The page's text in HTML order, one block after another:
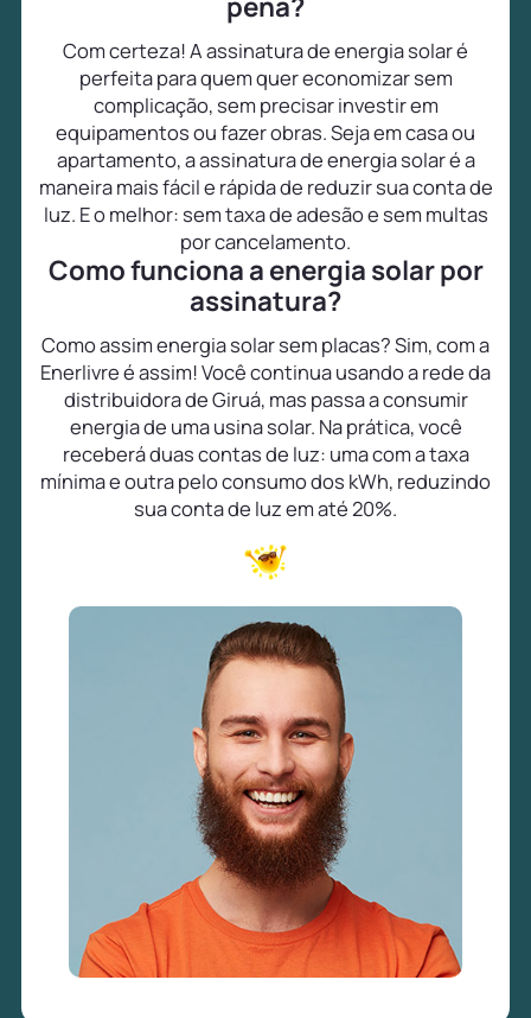
Com certeza! A assinatura de energia solar é
perfeita para quem quer economizar sem
complicação, sem precisar investir em
equipamentos ou fazer obras. Seja em casa ou
apartamento, a assinatura de energia solar é a
maneira mais fácil e rápida de reduzir sua conta de
luz. E o melhor: sem taxa de adesão e sem multas
por cancelamento.
Como funciona a energia solar por
assinatura?
Como assim energia solar sem placas? Sim, com a
Enerlivre é assim! Você continua usando a rede da
distribuidora de Giruá, mas passa a consumir
energia de uma usina solar. Na prática, você
receberá duas contas de luz: uma com a taxa
mínima e outra pelo consumo dos kWh, reduzindo
sua conta de luz em até 20%.